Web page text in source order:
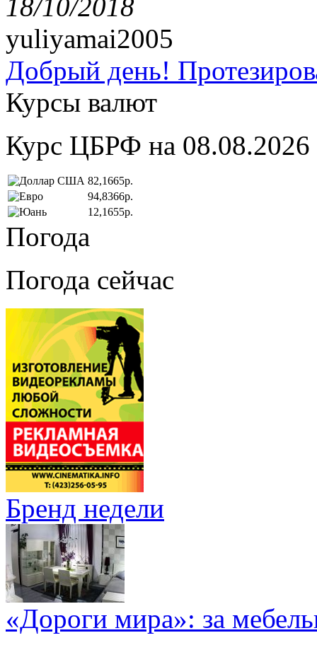
18/10/2018
yuliyamai2005
Добрый день!
Курсы валют
Курс ЦБРФ на 08.08.2026
82,1665р.
94,8366р.
12,1655р.
Погода
Погода сейчас
Бренд недели
«Дороги мира»: за